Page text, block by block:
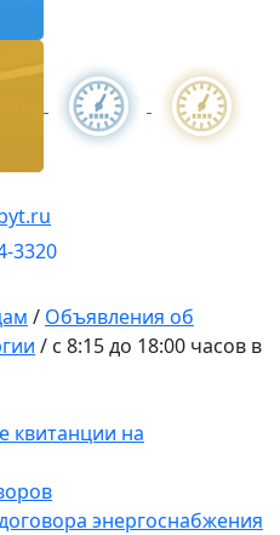
3320
/ Объявления об
/ с 8:15 до 18:00 часов в
квитанции на
энергоснабжения